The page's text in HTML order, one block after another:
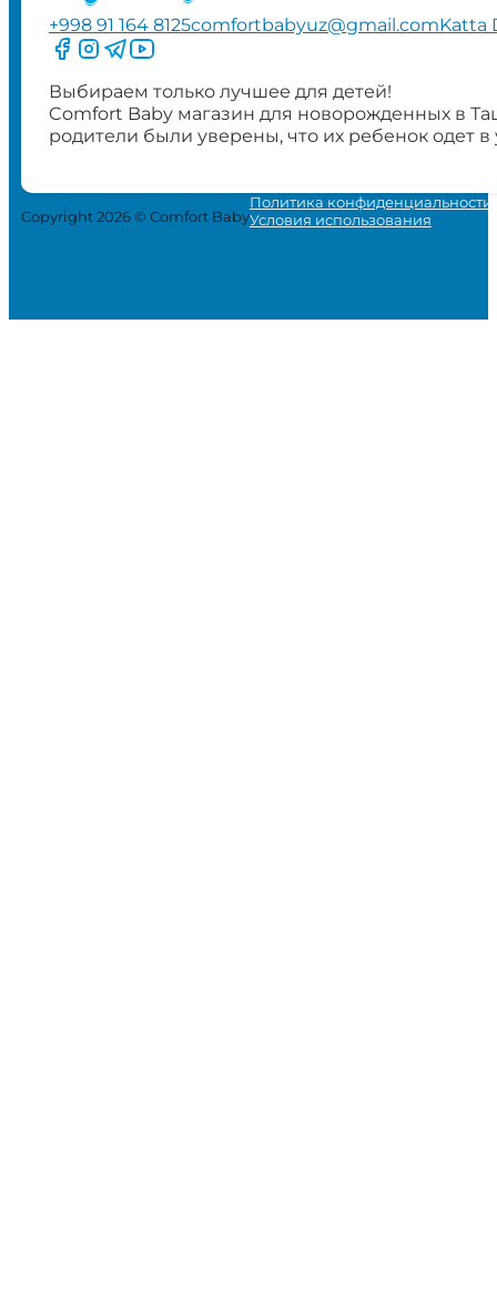
+998 91 164 8125comfortbabyuz@gmail.comKatta
Следите за нами на Facebook
Следите за нами в Instagram
Следите за нами в Telegram
Следите за нами в YouTube
Выбираем только лучшее для детей!
Comfort Baby магазин для новорожденных в
родители были уверены, что их ребенок одет
Copyright 2026 © Comfort Baby
Политика конфиденциальности
Условия использования